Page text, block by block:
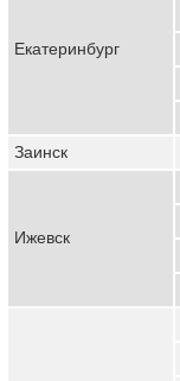
Екатеринбург
Заинск
Ижевск